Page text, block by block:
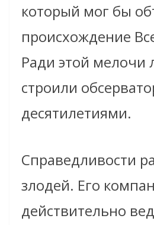
который мог бы
происхождение
Ради этой мелочи
строили
десятилетиями.
Справедливости
злодей. Его
действительно